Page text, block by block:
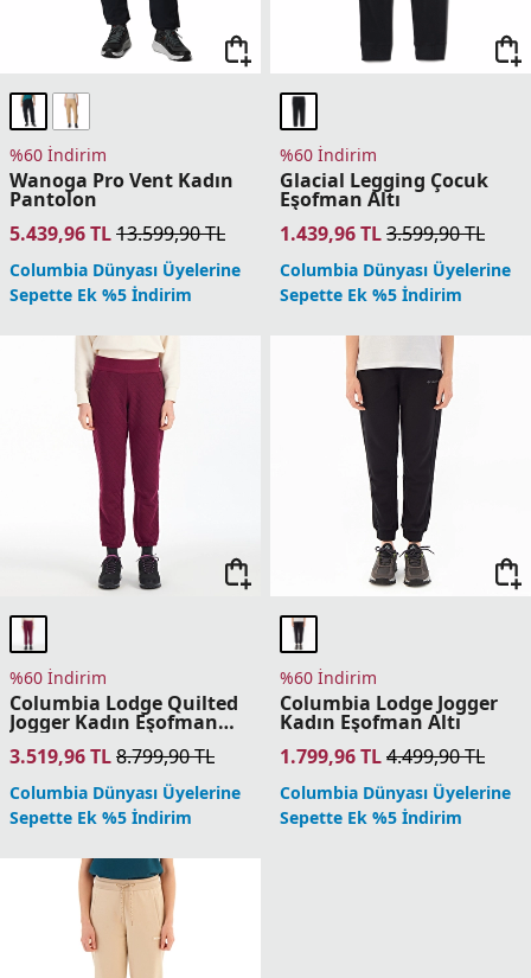
%60 İndirim
Wanoga Pro Vent Kadın
Pantolon
5.439,96TL13.599,90TL
Columbia Dünyası Üyelerine
Sepette Ek %5 İndirim
%60 İndirim
Glacial Legging Çocuk
Eşofman Altı
1.439,96TL3.599,90TL
Columbia Dünyası Üyelerine
Sepette Ek %5 İndirim
%60 İndirim
Columbia Lodge Quilted
Jogger Kadın Eşofman
Altı
3.519,96TL8.799,90TL
Columbia Dünyası Üyelerine
Sepette Ek %5 İndirim
%60 İndirim
Columbia Lodge Jogger
Kadın Eşofman Altı
1.799,96TL4.499,90TL
Columbia Dünyası Üyelerine
Sepette Ek %5 İndirim